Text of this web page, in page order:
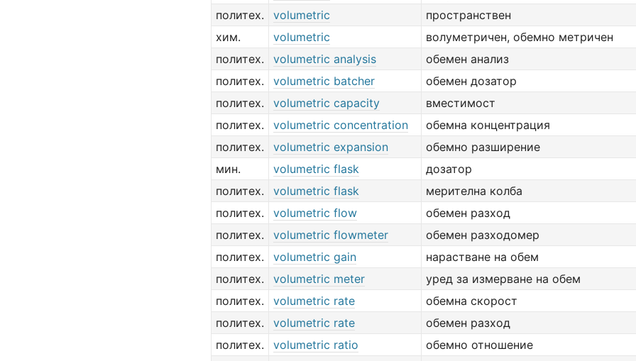
политех.
volumetric
пространствен
хим.
volumetric
волуметричен, обемно метричен
политех.
volumetric analysis
обемен анализ
политех.
volumetric batcher
обемен дозатор
политех.
volumetric capacity
вместимост
политех.
volumetric concentration
обемна концентрация
политех.
volumetric expansion
обемно разширение
мин.
volumetric flask
дозатор
политех.
volumetric flask
мерителна колба
политех.
volumetric flow
обемен разход
политех.
volumetric flowmeter
обемен разходомер
политех.
volumetric gain
нарастване на обем
политех.
volumetric meter
уред за измерване на обем
политех.
volumetric rate
обемна скорост
политех.
volumetric rate
обемен разход
политех.
volumetric ratio
обемно отношение